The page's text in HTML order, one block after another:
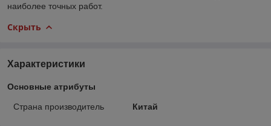
наиболее точных работ.
Скрыть
Характеристики
Основные атрибуты
Страна производитель Китай